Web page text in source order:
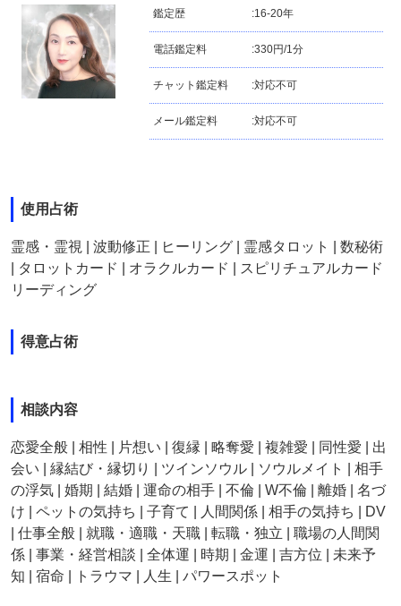
鑑定歴 :16-20年
電話鑑定料 :330円/1分
チャット鑑定料 :対応不可
メール鑑定料 :対応不可
使用占術
霊感・霊視 | 波動修正 | ヒーリング | 霊感タロット | 数秘術
| タロットカード | オラクルカード | スピリチュアルカード
リーディング
得意占術
相談内容
恋愛全般 | 相性 | 片想い | 復縁 | 略奪愛 | 複雑愛 | 同性愛 | 出
会い | 縁結び・縁切り | ツインソウル | ソウルメイト | 相手
の浮気 | 婚期 | 結婚 | 運命の相手 | 不倫 | W不倫 | 離婚 | 名づ
け | ペットの気持ち | 子育て | 人間関係 | 相手の気持ち | DV
| 仕事全般 | 就職・適職・天職 | 転職・独立 | 職場の人間関
係 | 事業・経営相談 | 全体運 | 時期 | 金運 | 吉方位 | 未来予
知 | 宿命 | トラウマ | 人生 | パワースポット